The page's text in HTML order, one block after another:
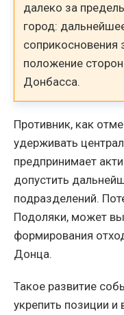
далеко за
город:
соприкосновения
положение
Донбасса.
Противник, как
удерживать
предпринимает
допустить
подразделений.
Подоляки, может
формирования
Донца.
Такое развитие
укрепить позиции